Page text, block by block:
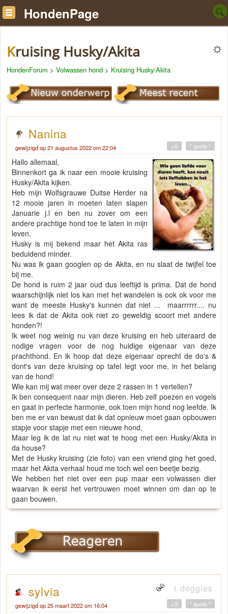
HondenPage
Kruising Husky/Akita
HondenForum > Volwassen hond > Kruising Husky/Akita
Nanina
gewijzigd op 21 augustus 2022 om 22:04 " quote "
+0
Hallo allemaal,
Binnenkort ga ik naar een mooie kruising
Husky/Akita kijken.
Heb mijn Wolfsgrauwe Duitse Herder na
12 mooie jaren in moeten laten slapen
Januarie j.l en ben nu zover om een
andere prachtige hond toe te laten in mijn
leven.
Husky is mij bekend maar het Akita ras
beduidend minder.
Nu was ik gaan googlen op de Akita, en nu slaat de twijfel toe
bij me.
De hond is ruim 2 jaar oud dus leeftijd is prima. Dat de hond
waarschijnlijk niet los kan met het wandelen is ook ok voor me
want de meeste Husky's kunnen dat niet ... maarrrrrr.... nu
lees ik dat de Akita ook niet zo geweldig scoort met andere
honden?!
Ik weet nog weinig nu van deze kruising en heb uiteraard de
nodige vragen voor de nog huidige eigenaar van deze
prachthond. En ik hoop dat deze eigenaar oprecht de do's &
dont's van deze kruising op tafel legt voor me, in het belang
van de hond!
Wie kan mij wat meer over deze 2 rassen in 1 vertellen?
Ik ben consequent naar mijn dieren. Heb zelf poezen en vogels
en gaat in perfecte harmonie, ook toen mijn hond nog leefde. Ik
ben me er van bewust dat ik dat opnieuw moet gaan opbouwen
stapje voor stapje met een nieuwe hond.
Maar leg ik de lat nu niet wat te hoog met een Husky/Akita in
da house?
Met de Husky kruising (zie foto) van een vriend ging het goed,
maar het Akita verhaal houd me toch wel een beetje bezig.
We hebben het niet over een pup maar een volwassen dier
waarvan ik eerst het vertrouwen moet winnen om dan op te
gaan bouwen.
sylvia 1 doggies
gewijzigd op 25 maart 2022 om 16:04 " quote "
+3